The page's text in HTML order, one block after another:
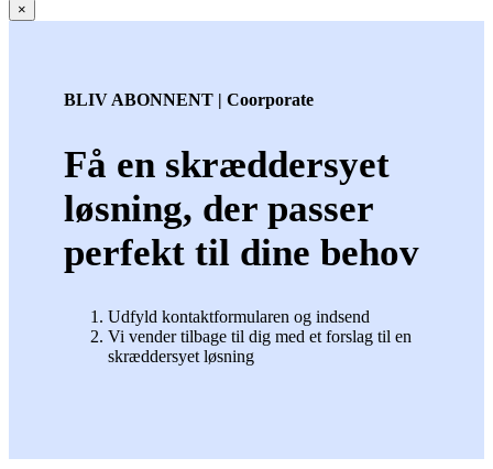
×
BLIV ABONNENT | Coorporate
Få en skræddersyet
løsning, der passer
perfekt til dine behov
Udfyld kontaktformularen og indsend
Vi vender tilbage til dig med et forslag til en
skræddersyet løsning